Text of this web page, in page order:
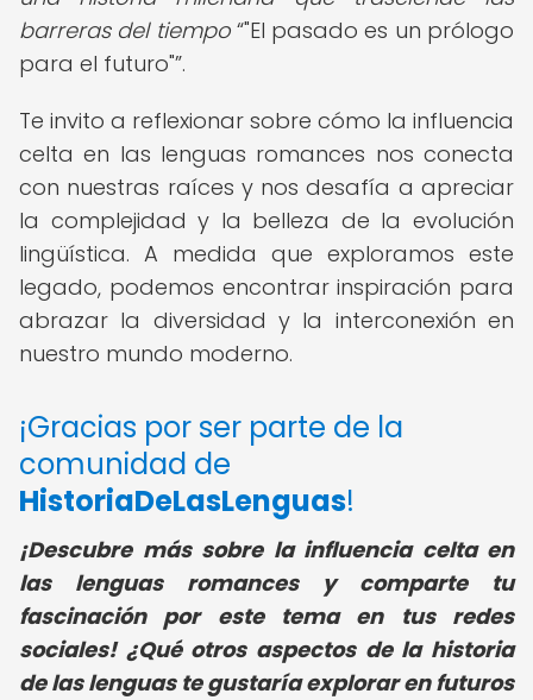
barreras del tiempo "El pasado es un prólogo
para el futuro" .
Te invito a reflexionar sobre cómo la influencia
celta en las lenguas romances nos conecta
con nuestras raíces y nos desafía a apreciar
la complejidad y la belleza de la evolución
lingüística. A medida que exploramos este
legado, podemos encontrar inspiración para
abrazar la diversidad y la interconexión en
nuestro mundo moderno.
¡Gracias por ser parte de la
comunidad de
HistoriaDeLasLenguas!
¡Descubre más sobre la influencia celta en
las lenguas romances y comparte tu
fascinación por este tema en tus redes
sociales! ¿Qué otros aspectos de la historia
de las lenguas te gustaría explorar en futuros